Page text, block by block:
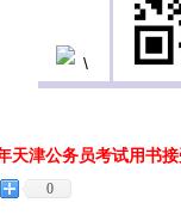
天津公务员考试用书
0